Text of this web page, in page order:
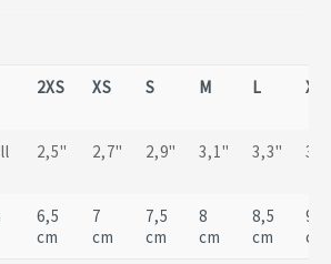
2XS XS S M L XL
2,5" 2,7" 2,9" 3,1" 3,3"
6,5
cm
7
cm
7,5
cm
8
cm
8,5
cm
9
cm